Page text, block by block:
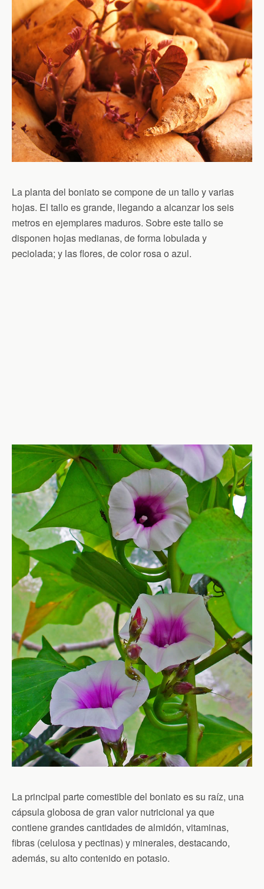
La planta del boniato se compone de un tallo y varias
hojas. El tallo es grande, llegando a alcanzar los seis
metros en ejemplares maduros. Sobre este tallo se
disponen hojas medianas, de forma lobulada y
peciolada; y las flores, de color rosa o azul.
La principal parte comestible del boniato es su raíz, una
cápsula globosa de gran valor nutricional ya que
contiene grandes cantidades de almidón, vitaminas,
fibras (celulosa y pectinas) y minerales, destacando,
además, su alto contenido en potasio.